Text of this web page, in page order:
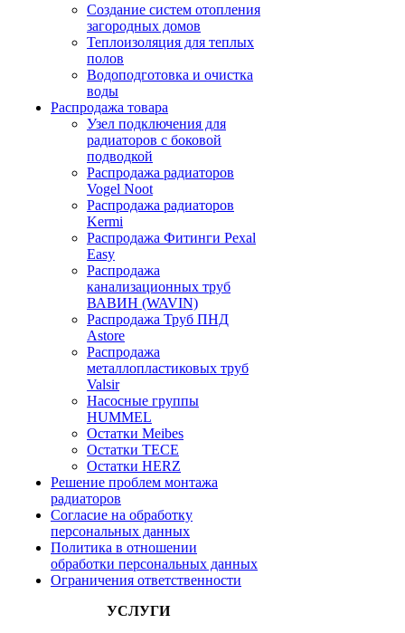
Создание систем отопления
загородных домов
Теплоизоляция для теплых
полов
Водоподготовка и очистка
воды
Распродажа товара
Узел подключения для
радиаторов с боковой
подводкой
Распродажа радиаторов
Vogel Noot
Распродажа радиаторов
Kermi
Распродажа Фитинги Pexal
Easy
Распродажа
канализационных труб
ВАВИН (WAVIN)
Распродажа Труб ПНД
Astore
Распродажа
металлопластиковых труб
Valsir
Насосные группы
HUMMEL
Остатки Meibes
Остатки ТЕСЕ
Остатки HERZ
Решение проблем монтажа
радиаторов
Согласие на обработку
персональных данных
Политика в отношении
обработки персональных данных
Ограничения ответственности
УСЛУГИ